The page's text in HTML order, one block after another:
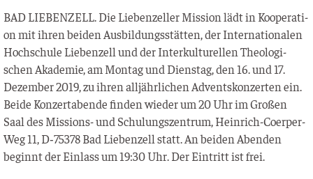
BAD LIEBENZELL. Die Lie­ben­zel­ler Mis­si­on lädt in Koope­ra­ti­
on mit ihren bei­den Aus­bil­dungs­stät­ten, der Inter­na­tio­na­len
Hoch­schu­le Lie­ben­zell und der Inter­kul­tu­rel­len Theo­lo­gi­
schen Aka­de­mie, am Mon­tag und Diens­tag, den 16. und 17.
Dezem­ber 2019, zu ihren all­jähr­li­chen Advents­kon­zer­ten ein.
Bei­de Kon­zert­aben­de fin­den wie­der um 20 Uhr im Gro­ßen
Saal des Mis­si­ons- und Schu­lungs­zen­trum, Hein­rich-Coer­per-
Weg 11, D‑75378 Bad Lie­ben­zell statt. An bei­den Aben­den
beginnt der Ein­lass um 19:30 Uhr. Der Ein­tritt ist frei.